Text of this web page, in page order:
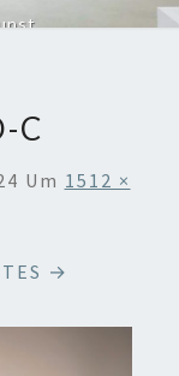
C
Um 1512 ×
→